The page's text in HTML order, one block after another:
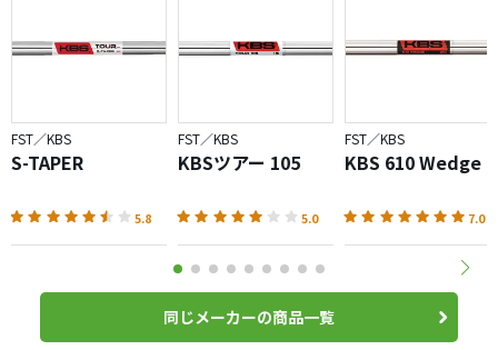
FST／KBS
S-TAPER
5.8
FST／KBS
KBSツアー 105
5.0
FST／KBS
KBS 610 Wedge
7.0
同じメーカーの商品一覧